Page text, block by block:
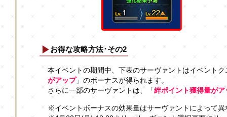
お得な攻略方法･その2
本イベントの期間中、下表のサーヴァントはイベント
がアップ」のボーナスが得られます。
さらに一部のサーヴァントは、「絆ポイント獲得量がア
※イベントボーナスの効果量はサーヴァントによって異